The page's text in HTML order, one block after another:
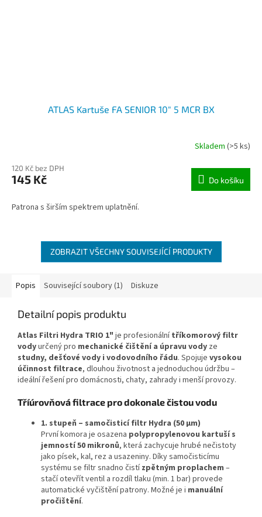
ATLAS Kartuše FA SENIOR 10" 5 MCR BX
Skladem (>5 ks)
120 Kč bez DPH
145 Kč Do košíku
Patrona s širším spektrem uplatnění.
ZOBRAZIT VŠECHNY SOUVISEJÍCÍ PRODUKTY
Popis Související soubory (1) Diskuze
Detailní popis produktu
Atlas Filtri Hydra TRIO 1" je profesionálnítříkomorový filtr
vodyurčený pro mechanické čištění a úpravu vody ze
studny, dešťové vody i vodovodního řádu. Spojuje vysokou
účinnost filtrace, dlouhou životnost a jednoduchou údržbu –
ideální řešení pro domácnosti, chaty, zahrady i menší provozy.
Tříúrovňová filtrace pro dokonale čistou vodu
1. stupeň – samočisticí filtr Hydra (50 μm)
První komora je osazena polypropylenovou kartuší s
jemností 50 mikronů, která zachycuje hrubé nečistoty
jako písek, kal, rez a usazeniny. Díky samočisticímu
systému se filtr snadno čistízpětným proplachem –
stačí otevřít ventil a rozdíl tlaku (min. 1 bar) provede
automatické vyčištění patrony. Možné je i manuální
pročištění.